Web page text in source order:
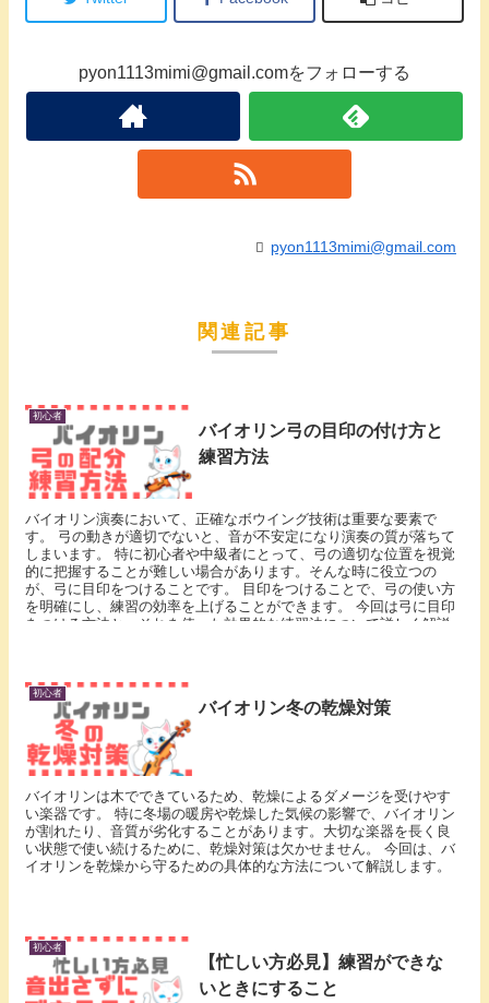
pyon1113mimi@gmail.comをフォローする
pyon1113mimi@gmail.com
関連記事
初心者
バイオリン弓の目印の付け方と
練習方法
バイオリン演奏において、正確なボウイング技術は重要な要素で
す。 弓の動きが適切でないと、音が不安定になり演奏の質が落ちて
しまいます。 特に初心者や中級者にとって、弓の適切な位置を視覚
的に把握することが難しい場合があります。そんな時に役立つの
が、弓に目印をつけることです。 目印をつけることで、弓の使い方
を明確にし、練習の効率を上げることができます。 今回は弓に目印
をつける方法と、それを使った効果的な練習法について詳しく解説
初心者
バイオリン冬の乾燥対策
バイオリンは木でできているため、乾燥によるダメージを受けやす
い楽器です。 特に冬場の暖房や乾燥した気候の影響で、バイオリン
が割れたり、音質が劣化することがあります。大切な楽器を長く良
い状態で使い続けるために、乾燥対策は欠かせません。 今回は、バ
イオリンを乾燥から守るための具体的な方法について解説します。
初心者
【忙しい方必見】練習ができな
いときにすること